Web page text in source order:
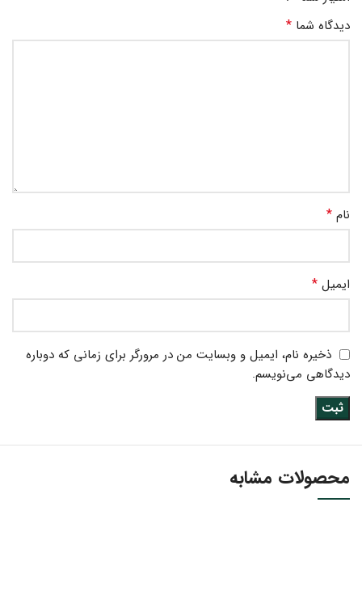
دیدگاه شما *
نام *
ایمیل *
ذخیره نام، ایمیل و وبسایت من در مرورگر برای زمانی که دوباره
دیدگاهی می‌نویسم.
محصولات مشابه